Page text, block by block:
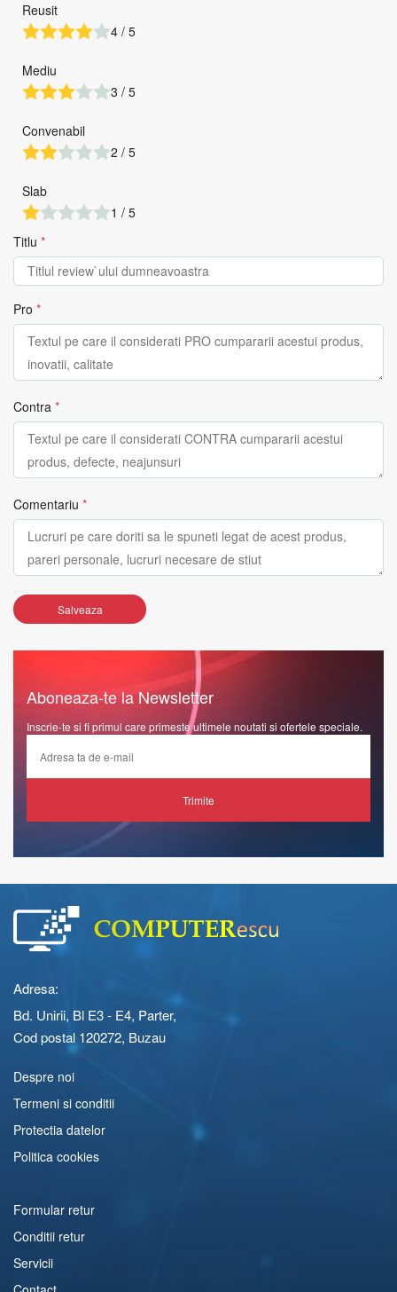
Reusit
4 / 5
Mediu
3 / 5
Convenabil
2 / 5
Slab
1 / 5
Titlu *
Pro *
Contra *
Comentariu *
Salveaza
Aboneaza-te la Newsletter
Inscrie-te si fi primul care primeste ultimele noutati si ofertele speciale.
Trimite
Adresa:
Bd. Unirii, Bl E3 - E4, Parter,
Cod postal 120272, Buzau
Despre noi
Termeni si conditii
Protectia datelor
Politica cookies
Formular retur
Conditii retur
Servicii